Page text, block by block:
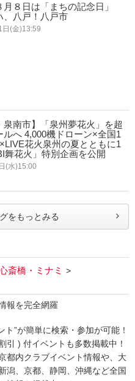
８日は「まちの記念日」
、八戸！八戸市
日(金)13:59
泉南市】「泉州夢花火」を超
ルへ 4,000機ドローン×全国1
花火泉州の夏とともに1
舞花火」特別企画を公開
(水)15:00
をもっとみる
斎橋・ミナミ
報を完全網羅
”が簡単に検索・参加が可能！
引 ) 付イベントも多数掲載中！
都内クラブイベント情報や、大
潟、京都、静岡、沖縄など全国